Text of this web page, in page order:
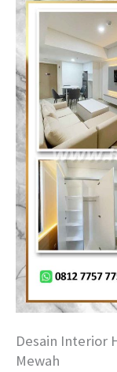
Desain Interior
Mewah